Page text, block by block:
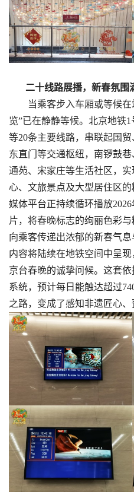
二十线路展播，新春氛围
当乘客步入车厢或等候
览”已在静静等候。北京地铁
等20条主要线路，串联起国
东直门等交通枢纽，南锣鼓
通苑、宋家庄等生活社区，
心、文旅景点及大型居住区
媒体平台正持续循环播放
片，将春晚标志的绚丽色彩
向乘客传递出浓郁的新春气
内容将陆续在地铁空间中呈
京台春晚的诚挚问候。这套
系统，预计每日能触达超过
之路，变成了感知非遗匠心、